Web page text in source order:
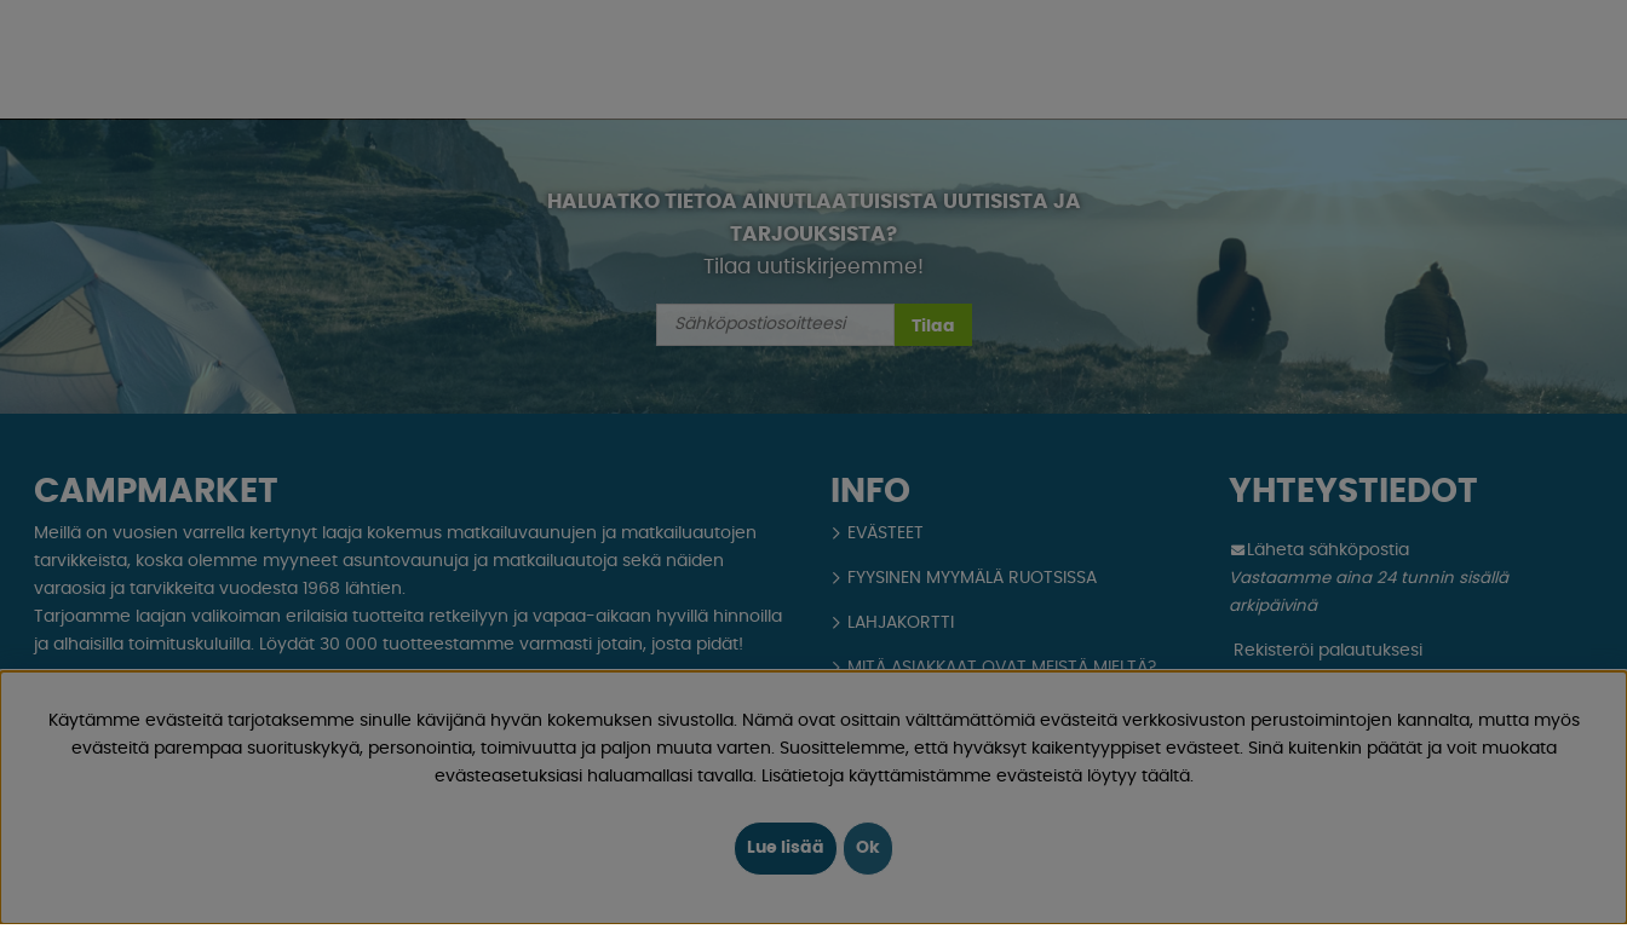
HALUATKO TIETOA AINUTLAATUISISTA UUTISISTA JA
TARJOUKSISTA?
Tilaa uutiskirjeemme!
Tilaa
INFO
EVÄSTEET
FYYSINEN MYYMÄLÄ RUOTSISSA
LAHJAKORTTI
MITÄ ASIAKKAAT OVAT MEISTÄ MIELTÄ?
OPPAAT
TIETOA MEISTÄ
OSTOEHDOT
YHTEYSTIEDOT
Läheta sähköpostia
Vastaamme aina 24 tunnin sisällä
arkipäivinä
Rekisteröi palautuksesi
Rekisteröi valituksesi
CAMPMARKET
Meillä on vuosien varrella kertynyt laaja kokemus matkailuvaunujen ja matkailuautojen
tarvikkeista, koska olemme myyneet asuntovaunuja ja matkailuautoja sekä näiden
varaosia ja tarvikkeita vuodesta 1968 lähtien.
Tarjoamme laajan valikoiman erilaisia ​​tuotteita retkeilyyn ja vapaa-aikaan hyvillä hinnoilla
ja alhaisilla toimituskuluilla. Löydät 30 000 tuotteestamme varmasti jotain, josta pidät!
ainutlaatuisia tarjouksia. Leirintäelämä alkaa meiltä!
Käytämme evästeitä tarjotaksemme sinulle kävijänä hyvän kokemuksen sivustolla. Nämä ovat osittain välttämättömiä evästeitä verkkosivuston perustoimintojen kannalta, mutta myös
evästeitä parempaa suorituskykyä, personointia, toimivuutta ja paljon muuta varten. Suosittelemme, että hyväksyt kaikentyyppiset evästeet. Sinä kuitenkin päätät ja voit muokata
evästeasetuksiasi haluamallasi tavalla. Lisätietoja käyttämistämme evästeistä löytyy täältä.
Lue lisää Ok